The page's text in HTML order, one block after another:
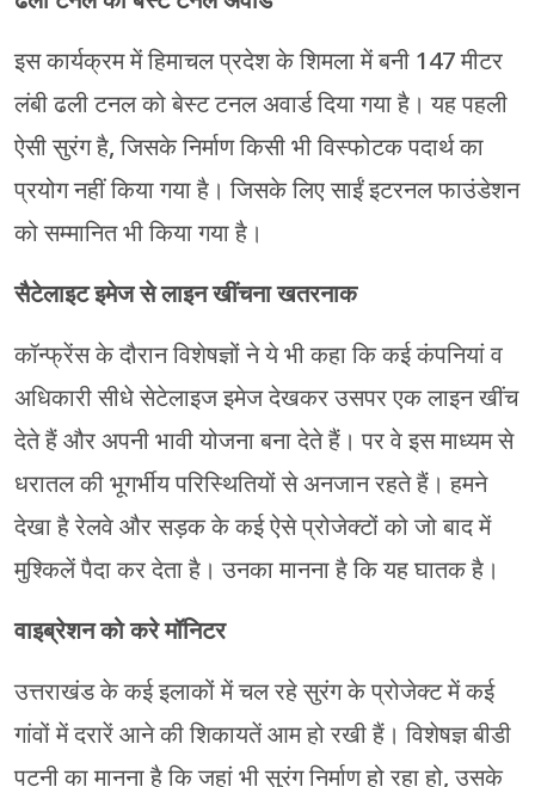
इस कार्यक्रम में हिमाचल प्रदेश के शिमला में बनी 147 मीटर
लंबी ढली टनल को बेस्ट टनल अवार्ड दिया गया है। यह पहली
ऐसी सुरंग है, जिसके निर्माण किसी भी विस्फोटक पदार्थ का
प्रयोग नहीं किया गया है। जिसके लिए साईं इटरनल फाउंडेशन
को सम्मानित भी किया गया है।
सैटेलाइट इमेज से लाइन खींचना खतरनाक
कॉन्फ्रेंस के दौरान विशेषज्ञों ने ये भी कहा कि कई कंपनियां व
अधिकारी सीधे सेटेलाइज इमेज देखकर उसपर एक लाइन खींच
देते हैं और अपनी भावी योजना बना देते हैं। पर वे इस माध्यम से
धरातल की भूगर्भीय परिस्थितियों से अनजान रहते हैं। हमने
देखा है रेलवे और सड़क के कई ऐसे प्रोजेक्टों को जो बाद में
मुश्किलें पैदा कर देता है। उनका मानना है कि यह घातक है।
वाइब्रेशन को करे मॉनिटर
उत्तराखंड के कई इलाकों में चल रहे सुरंग के प्रोजेक्ट में कई
गांवों में दरारें आने की शिकायतें आम हो रखी हैं। विशेषज्ञ बीडी
पटनी का मानना है कि जहां भी सुरंग निर्माण हो रहा हो, उसके